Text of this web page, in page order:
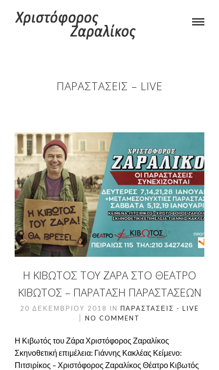
ΠΑΡΑΣΤΆΣΕΙΣ – LIVE
Η ΚΙΒΩΤΌΣ ΤΟΥ ΖΆΡΑ ΣΤΟ ΘΈΑΤΡΟ
ΚΙΒΩΤΌΣ – ΠΑΡΆΤΑΣΗ ΠΑΡΑΣΤΆΣΕΩΝ
20 ΔΕΚΕΜΒΡΊΟΥ 2018 IN ΠΑΡΑΣΤΆΣΕΙΣ - LIVE
NO COMMENT
Η Κιβωτός του Ζάρα Χριστόφορος Ζαραλίκος
Σκηνοθετική επιμέλεια: Γιάννης Κακλέας Κείμενο:
Πιτσιρίκος – Χριστόφορος Ζαραλίκος Θέατρο Κιβωτός